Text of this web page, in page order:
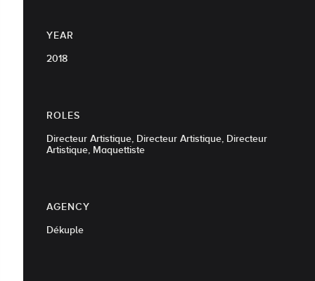
YEAR
2018
ROLES
Directeur Artistique, Directeur Artistique, Directeur
Artistique, Maquettiste
AGENCY
Dékuple